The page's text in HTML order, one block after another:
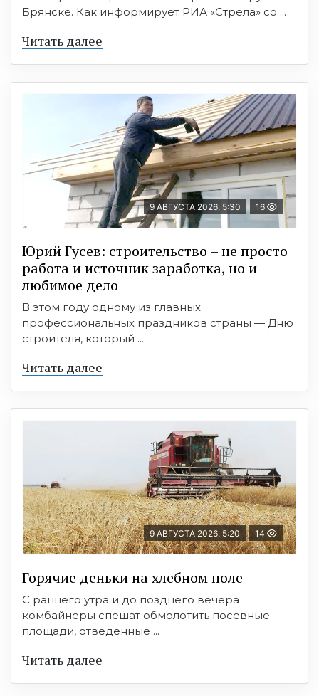
Брянске. Как информирует РИА «Стрела» со ...
Читать далее
9 АВГУСТА 2026, 5:30 16
Юрий Гусев: строительство – не просто
работа и источник заработка, но и
любимое дело
В этом году одному из главных
профессиональных праздников страны — Дню
строителя, который ...
Читать далее
9 АВГУСТА 2026, 5:20 14
Горячие деньки на хлебном поле
С раннего утра и до позднего вечера
комбайнеры спешат обмолотить посевные
площади, отведенные ...
Читать далее